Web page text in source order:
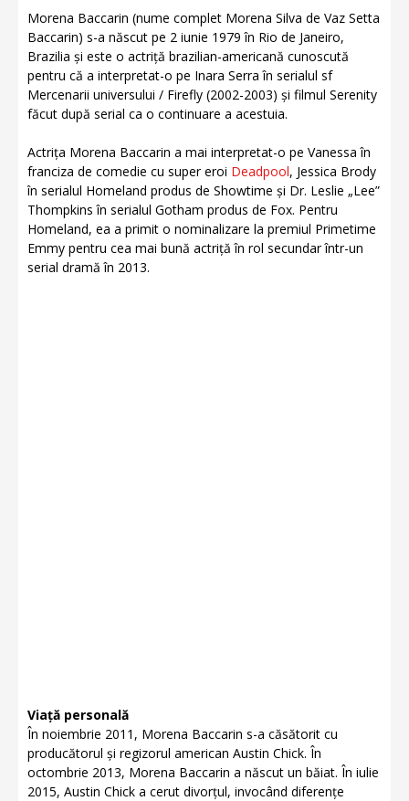
Morena Baccarin (nume complet Morena Silva de Vaz Setta
Baccarin) s-a născut pe 2 iunie 1979 în Rio de Janeiro,
Brazilia și este o actriță brazilian-americană cunoscută
pentru că a interpretat-o pe Inara Serra în serialul sf
Mercenarii universului / Firefly (2002-2003) și filmul Serenity
făcut după serial ca o continuare a acestuia.
Actrița Morena Baccarin a mai interpretat-o pe Vanessa în
franciza de comedie cu super eroi Deadpool, Jessica Brody
în serialul Homeland produs de Showtime și Dr. Leslie „Lee”
Thompkins în serialul Gotham produs de Fox. Pentru
Homeland, ea a primit o nominalizare la premiul Primetime
Emmy pentru cea mai bună actriță în rol secundar într-un
serial dramă în 2013.
Viață personală
În noiembrie 2011, Morena Baccarin s-a căsătorit cu
producătorul și regizorul american Austin Chick. În
octombrie 2013, Morena Baccarin a născut un băiat. În iulie
2015, Austin Chick a cerut divorțul, invocând diferențe